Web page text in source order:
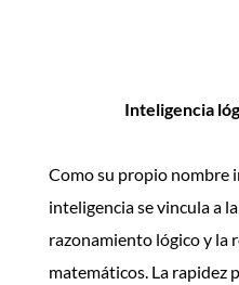
Inteligencia
Como su propio nombre
inteligencia se vincula a
razonamiento lógico y la
matemáticos. La rapidez